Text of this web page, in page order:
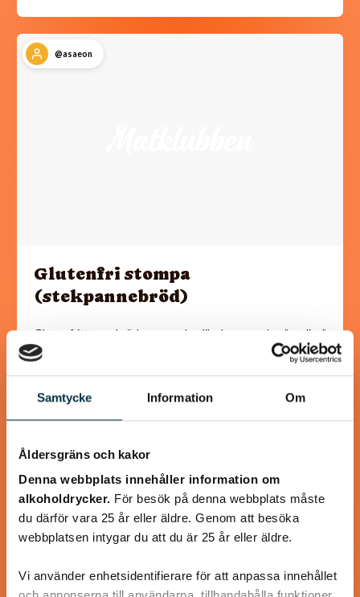
Samtycke Information Om
Åldersgräns och kakor
Denna webbplats innehåller information om
alkoholdrycker. För besök på denna webbplats måste
du därför vara 25 år eller äldre. Genom att besöka
webbplatsen intygar du att du är 25 år eller äldre.
Vi använder enhetsidentifierare för att anpassa innehållet
@asaeon
Glutenfri stompa
(stekpannebröd)
Glutenfritt tunnbröd som smakar lika bra som den ”vanliga”
varianten med vete.
@asaeon